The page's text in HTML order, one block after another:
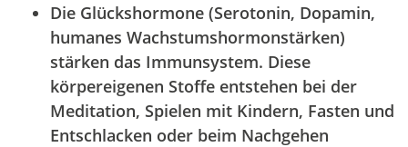
Die Glückshormone (Serotonin, Dopamin,
humanes Wachstumshormonstärken)
stärken das Immunsystem. Diese
körpereigenen Stoffe entstehen bei der
Meditation, Spielen mit Kindern, Fasten und
Entschlacken oder beim Nachgehen